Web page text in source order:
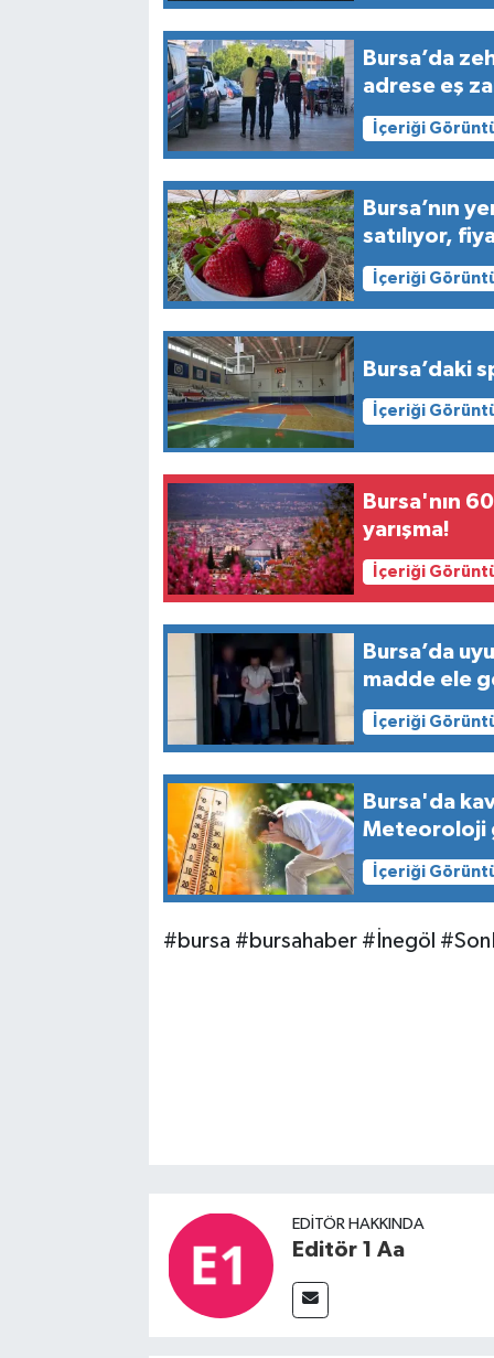
Bursa’da
adrese eş
İçeriği
Bursa’nın
satılıyor,
İçeriği
Bursa’daki
İçeriği
Bursa'nın
yarışma!
İçeriği
Bursa’da
madde ele
İçeriği
Bursa'da
Meteoroloji
İçeriği
#bursa #bursahaber #İnegöl
EDITÖR HAKKINDA
Editör 1 Aa